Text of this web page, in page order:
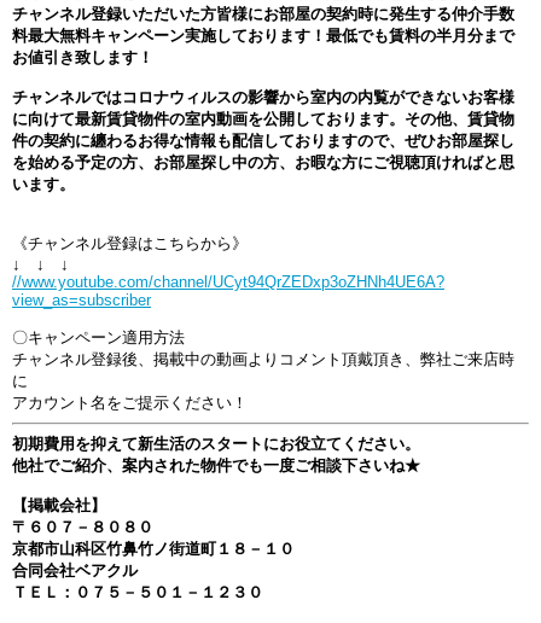
チャンネル登録いただいた方皆様にお部屋の契約時に発生する仲介手数
料最大無料キャンペーン実施しております！最低でも賃料の半月分まで
お値引き致します！
チャンネルではコロナウィルスの影響から室内の内覧ができないお客様
に向けて最新賃貸物件の室内動画を公開しております。その他、賃貸物
件の契約に纏わるお得な情報も配信しておりますので、ぜひお部屋探し
を始める予定の方、お部屋探し中の方、お暇な方にご視聴頂ければと思
います。
《チャンネル登録はこちらから》
↓ ↓ ↓
//www.youtube.com/channel/UCyt94QrZEDxp3oZHNh4UE6A?
view_as=subscriber
〇キャンペーン適用方法
チャンネル登録後、掲載中の動画よりコメント頂戴頂き、弊社ご来店時
に
アカウント名をご提示ください！
初期費用を抑えて新生活のスタートにお役立てください。
他社でご紹介、案内された物件でも一度ご相談下さいね★
【掲載会社】
〒６０７－８０８０
京都市山科区竹鼻竹ノ街道町１８－１０
合同会社ベアクル
ＴＥＬ：０７５－５０１－１２３０